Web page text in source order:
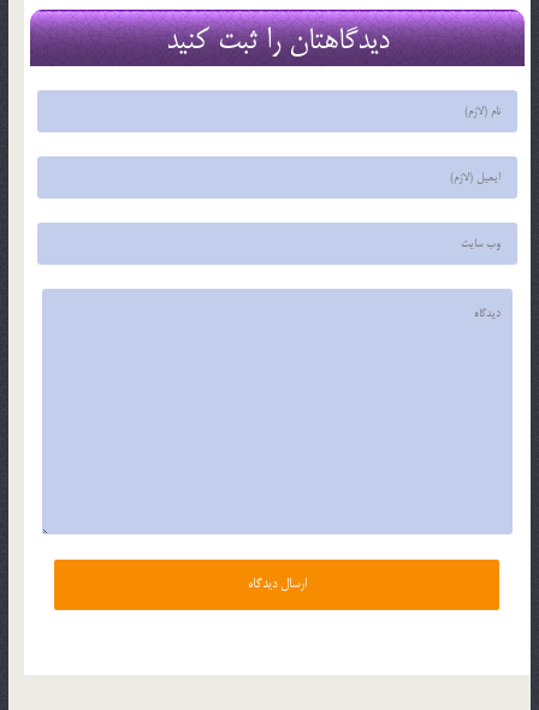
دیدگاهتان را ثبت کنید